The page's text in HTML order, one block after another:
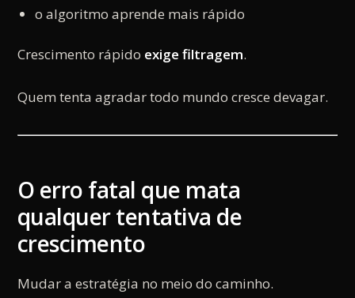
o algoritmo aprende mais rápido
Crescimento rápido exige filtragem.
Quem tenta agradar todo mundo cresce devagar.
O erro fatal que mata
qualquer tentativa de
crescimento
Mudar a estratégia no meio do caminho.